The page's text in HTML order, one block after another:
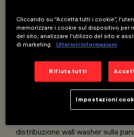
Installazione ad incasso su
spessore 12.5 - 15 - 20 mm per
falda perimetrale) o da 1 a 25 mm
(con falda) tramite molle di
Corpo principale con superficie
alluminio pressofuso.
Sistema ottico (patent) con
distribuzione wall washer sulla
Cliccando su “Accetta tutti i cookie”,
memorizzare i cookie sul dispositivo per
del sito, analizzare l'utilizzo del sito e
di marketing.
Ulteriori informazioni
Rifiuta tutti
Impostazioni